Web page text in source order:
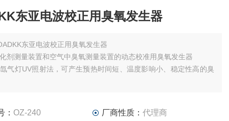
东亚电波校正用臭氧发生器
东亚电波校正用臭氧发生器
剂测量装置和空气中臭氧测量装置的动态校准用臭氧发生器
气灯UV照射法，可产生预热时间短、温度影响小、稳定性高的臭
： OZ-240 厂商性质： 代理商